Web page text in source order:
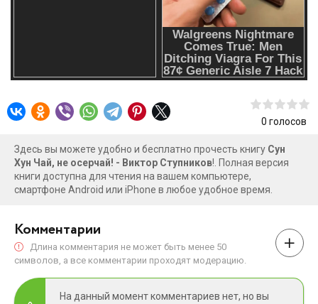
0 голосов
Здесь вы можете удобно и бесплатно прочесть книгу Сун
Хун Чай, не осерчай! - Виктор Ступников!. Полная версия
книги доступна для чтения на вашем компьютере,
смартфоне Android или iPhone в любое удобное время.
Комментарии
Длина комментария не может быть менее 50
символов, а все комментарии проходят модерацию.
На данный момент комментариев нет, но вы